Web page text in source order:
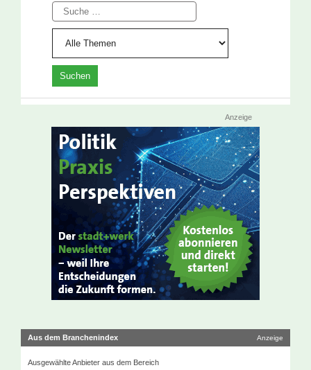
Suche
Anzeige
Aus dem Branchenindex Anzeige
Ausgewählte Anbieter aus dem Bereich